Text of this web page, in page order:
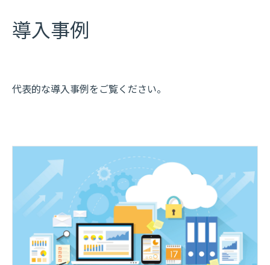
導入事例
代表的な導入事例をご覧ください。